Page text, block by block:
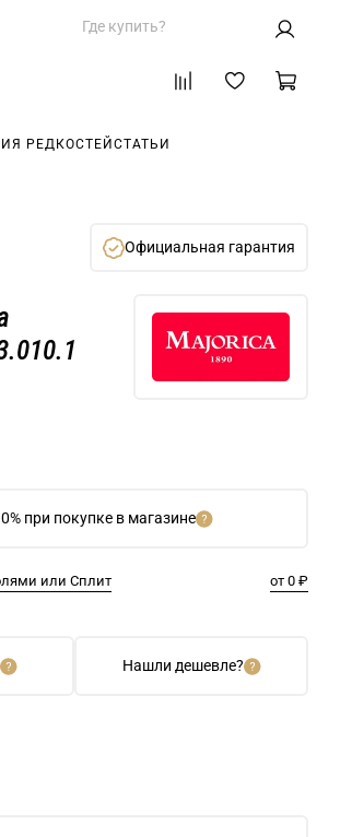
Где купить?
РЕДКОСТЕЙ СТАТЬИ
Официальная гарантия
при покупке в магазине
или Сплит от 0 ₽
Нашли дешевле?